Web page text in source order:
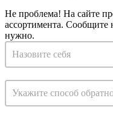
Не проблема! На сайте
ассортимента. Сообщите
нужно.
Запрос
на
консультацию